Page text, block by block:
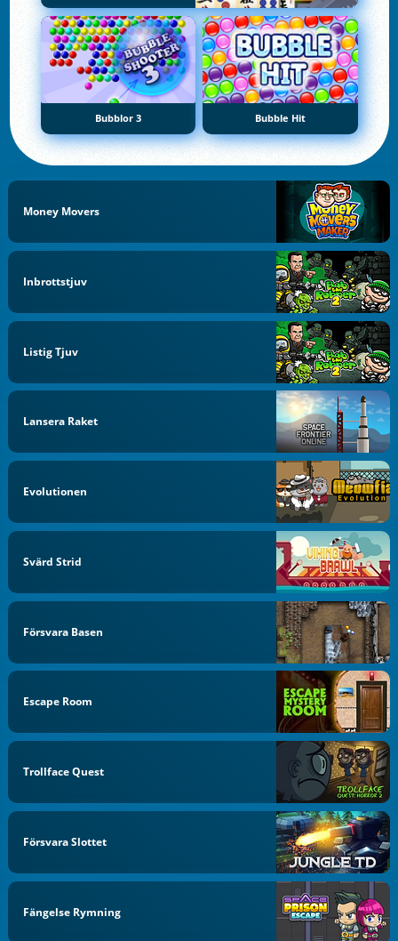
Bubblor 3 Bubble Hit
Money Movers
Inbrottstjuv
Listig Tjuv
Lansera Raket
Evolutionen
Svärd Strid
Försvara Basen
Escape Room
Trollface Quest
Försvara Slottet
Fängelse Rymning